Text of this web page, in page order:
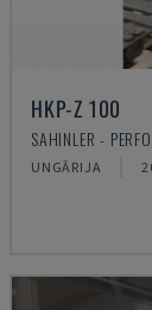
HKP-Z 100
SAHINLER -
UNGĀRIJA